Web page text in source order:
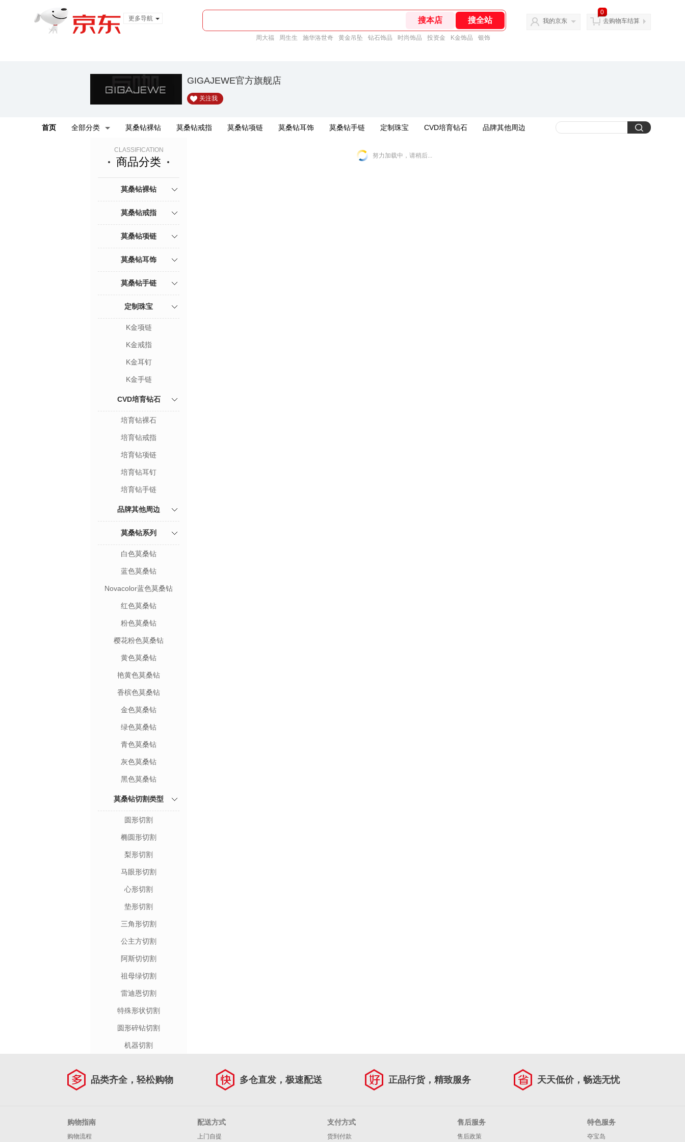
更多导航
周大福 周生生 施华洛世奇 黄金吊坠 钻石饰品 时尚饰品 投资金 K金饰品 银饰
我的京东
0
去购物车结算
GIGAJEWE官方旗舰店
关注我
首页 全部分类 莫桑钻裸钻 莫桑钻戒指 莫桑钻项链 莫桑钻耳饰 莫桑钻手链 定制珠宝 CVD培育钻石 品牌其他周边
CLASSIFICATION
商品分类
莫桑钻裸钻
莫桑钻戒指
莫桑钻项链
莫桑钻耳饰
莫桑钻手链
定制珠宝
K金项链
K金戒指
K金耳钉
K金手链
CVD培育钻石
培育钻裸石
培育钻戒指
培育钻项链
培育钻耳钉
培育钻手链
品牌其他周边
莫桑钻系列
白色莫桑钻
蓝色莫桑钻
Novacolor蓝色莫桑钻
红色莫桑钻
粉色莫桑钻
樱花粉色莫桑钻
黄色莫桑钻
艳黄色莫桑钻
香槟色莫桑钻
金色莫桑钻
绿色莫桑钻
青色莫桑钻
灰色莫桑钻
黑色莫桑钻
莫桑钻切割类型
圆形切割
椭圆形切割
梨形切割
马眼形切割
心形切割
垫形切割
三角形切割
公主方切割
阿斯切切割
祖母绿切割
雷迪恩切割
特殊形状切割
圆形碎钻切割
机器切割
努力加载中，请稍后...
品类齐全，轻松购物 多仓直发，极速配送 正品行货，精致服务 天天低价，畅选无忧
购物指南
购物流程
配送方式
上门自提
支付方式
货到付款
售后服务
售后政策
特色服务
夺宝岛